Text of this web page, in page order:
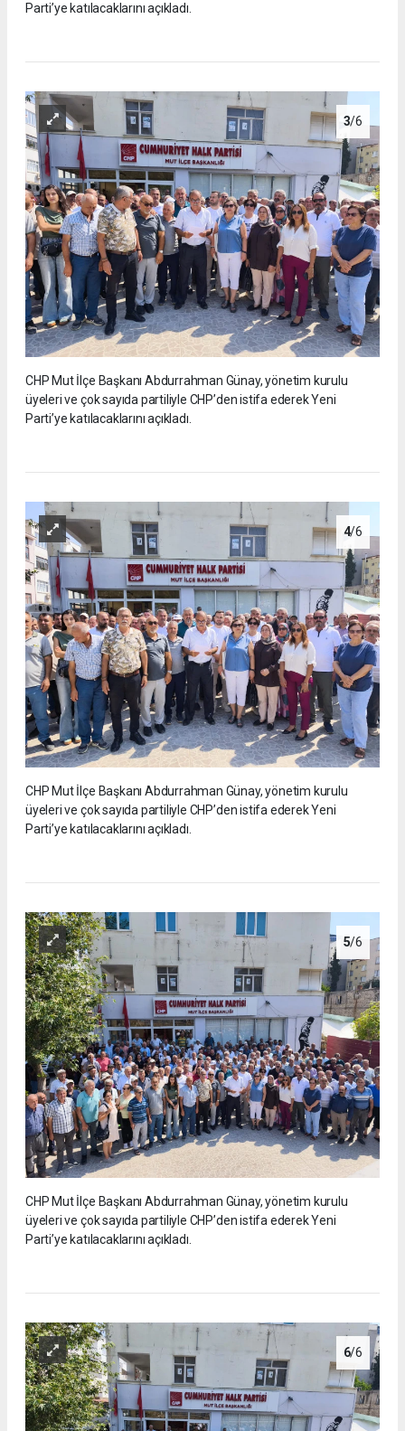
Parti’ye katılacaklarını açıkladı.
3/6
CHP Mut İlçe Başkanı Abdurrahman Günay, yönetim kurulu
üyeleri ve çok sayıda partiliyle CHP’den istifa ederek Yeni
Parti’ye katılacaklarını açıkladı.
4/6
CHP Mut İlçe Başkanı Abdurrahman Günay, yönetim kurulu
üyeleri ve çok sayıda partiliyle CHP’den istifa ederek Yeni
Parti’ye katılacaklarını açıkladı.
5/6
CHP Mut İlçe Başkanı Abdurrahman Günay, yönetim kurulu
üyeleri ve çok sayıda partiliyle CHP’den istifa ederek Yeni
Parti’ye katılacaklarını açıkladı.
6/6